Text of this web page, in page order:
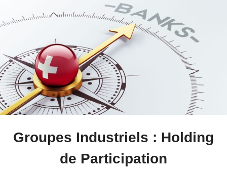
Groupes Industriels : Holding
de Participation